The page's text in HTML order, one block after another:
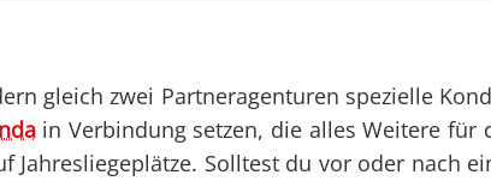
gleich zwei Partneragenturen spezielle
in Verbindung setzen, die alles Weitere für
Jahresliegeplätze. Solltest du vor oder nach